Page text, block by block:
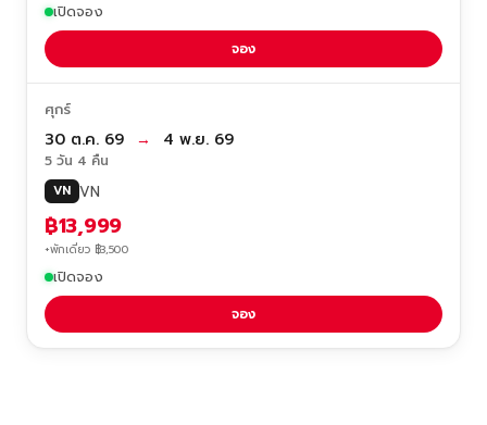
เปิดจอง
จอง
ศุกร์
30 ต.ค. 69 → 4 พ.ย. 69
5 วัน 4 คืน
VN VN
฿13,999
+พักเดี่ยว ฿3,500
เปิดจอง
จอง